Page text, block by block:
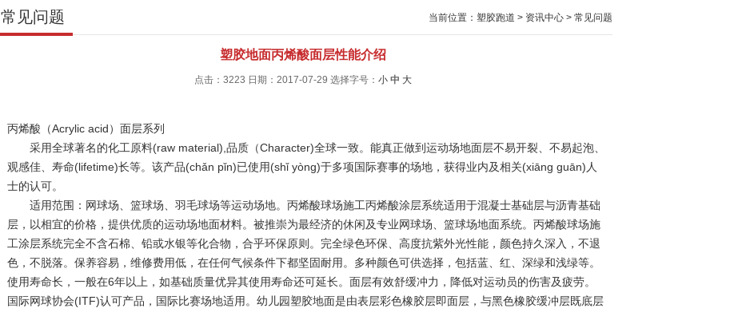
常见问题 当前位置： 塑胶跑道 > 资讯中心 > 常见问题
塑胶地面丙烯酸面层性能介绍
点击：3223 日期：2017-07-29 选择字号： 小 中 大
丙烯酸（Acrylic acid）面层系列
采用全球著名的化工原料(raw material),品质（Character)全球一致。能真正做到运动场地面层不易开裂、不易起泡、
观感佳、寿命(lifetime)长等。该产品(chǎn pǐn)已使用(shǐ yòng)于多项国际赛事的场地，获得业内及相关(xiāng guān)人
士的认可。
适用范围：网球场、篮球场、羽毛球场等运动场地。丙烯酸球场施工丙烯酸涂层系统适用于混凝士基础层与沥青基础
层，以相宜的价格，提供优质的运动场地面材料。被推崇为最经济的休闲及专业网球场、篮球场地面系统。丙烯酸球场施
工涂层系统完全不含石棉、铅或水银等化合物，合乎环保原则。完全绿色环保、高度抗紫外光性能，颜色持久深入，不退
色，不脱落。保养容易，维修费用低，在任何气候条件下都坚固耐用。多种颜色可供选择，包括蓝、红、深绿和浅绿等。
使用寿命长，一般在6年以上，如基础质量优异其使用寿命还可延长。面层有效舒缓冲力，降低对运动员的伤害及疲劳。
国际网球协会(ITF)认可产品，国际比赛场地适用。幼儿园塑胶地面是由表层彩色橡胶层即面层，与黑色橡胶缓冲层既底层